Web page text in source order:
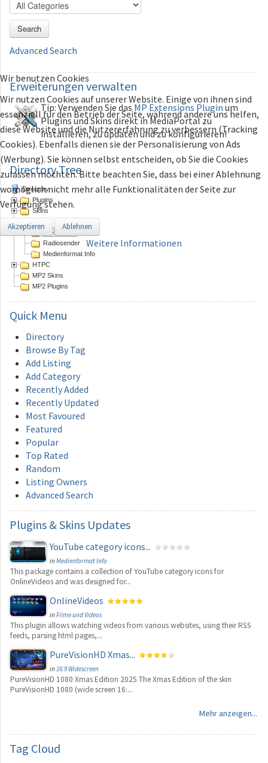
Search
Advanced Search
Erweiterungenverwalten
Tip: Verwenden Sie das MP Extensions Plugin um
Plugins und Skins direkt in MediaPortal zu
installieren, zu updaten und zu konfigurieren!
Directory Tree
Directory
Plugins
Skins
TV-Kanäle
Radiosender
Medienformat Info
HTPC
MP2 Skins
MP2 Plugins
Quick Menu
Directory
Browse By Tag
Add Listing
Add Category
Recently Added
Recently Updated
Most Favoured
Featured
Popular
Top Rated
Random
Listing Owners
Advanced Search
Plugins & Skins Updates
YouTube category icons...
inMedienformat Info
This package contains a collection of YouTube category icons for
OnlineVideos and was designed for...
OnlineVideos
inFilme und Videos
This plugin allows watching videos from various websites, using their RSS
feeds, parsing html pages,...
PureVisionHD Xmas...
in16:9 Widescreen
PureVisionHD 1080 Xmas Edition 2025 The Xmas Edition of the skin
PureVisionHD 1080 (wide screen 16:...
Mehr anzeigen...
Tag Cloud
Wir benutzen Cookies
Wir nutzen Cookies auf unserer Website. Einige von ihnen sind
essenziell für den Betrieb der Seite, während andere uns helfen,
diese Website und die Nutzererfahrung zu verbessern (Tracking
Cookies). Ebenfalls dienen sie der Personalisierung von Ads
(Werbung). Sie können selbst entscheiden, ob Sie die Cookies
zulassen möchten. Bitte beachten Sie, dass bei einer Ablehnung
womöglich nicht mehr alle Funktionalitäten der Seite zur
Verfügung stehen.
Akzeptieren Ablehnen
Weitere Informationen